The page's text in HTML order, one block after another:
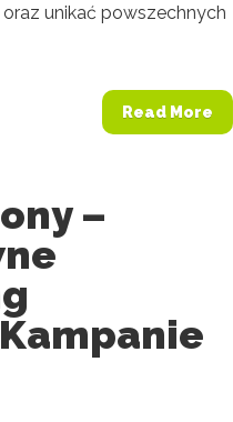
unikać powszechnych
Read More
–